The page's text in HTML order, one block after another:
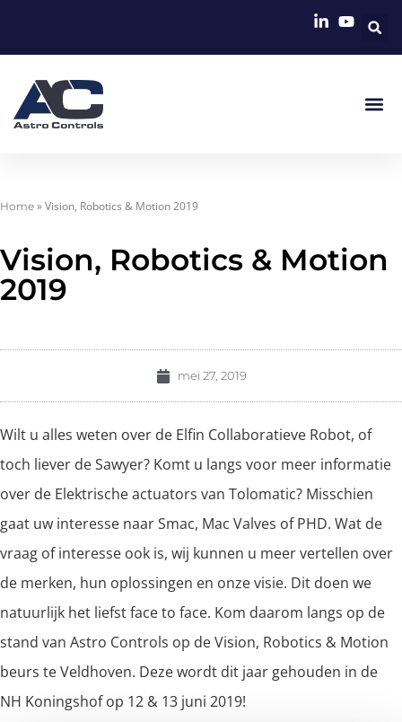
Home »Vision, Robotics & Motion 2019
Vision, Robotics & Motion
2019
mei 27, 2019
Wilt u alles weten over de Elfin Collaboratieve Robot, of
toch liever de Sawyer? Komt u langs voor meer informatie
over de Elektrische actuators van Tolomatic? Misschien
gaat uw interesse naar Smac, Mac Valves of PHD. Wat de
vraag of interesse ook is, wij kunnen u meer vertellen over
de merken, hun oplossingen en onze visie. Dit doen we
natuurlijk het liefst face to face. Kom daarom langs op de
stand van Astro Controls op de Vision, Robotics & Motion
beurs te Veldhoven. Deze wordt dit jaar gehouden in de
NH Koningshof op 12 & 13 juni 2019!